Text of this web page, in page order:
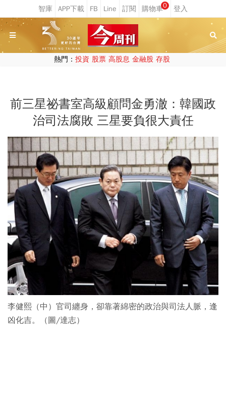
0
熱門： 投資 股票 高股息 金融股 存股
前三星祕書室高級顧問金勇澈：韓國政
治司法腐敗 三星要負很大責任
李健熙（中）官司纏身，卻靠著綿密的政治與司法人脈，逢
凶化吉。（圖/達志）